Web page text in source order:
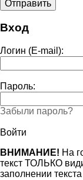
Вход
Логин (E-mail):
Пароль:
Забыли пароль?
Войти
ВНИМАНИЕ! На
текст ТОЛЬКО
заполнении